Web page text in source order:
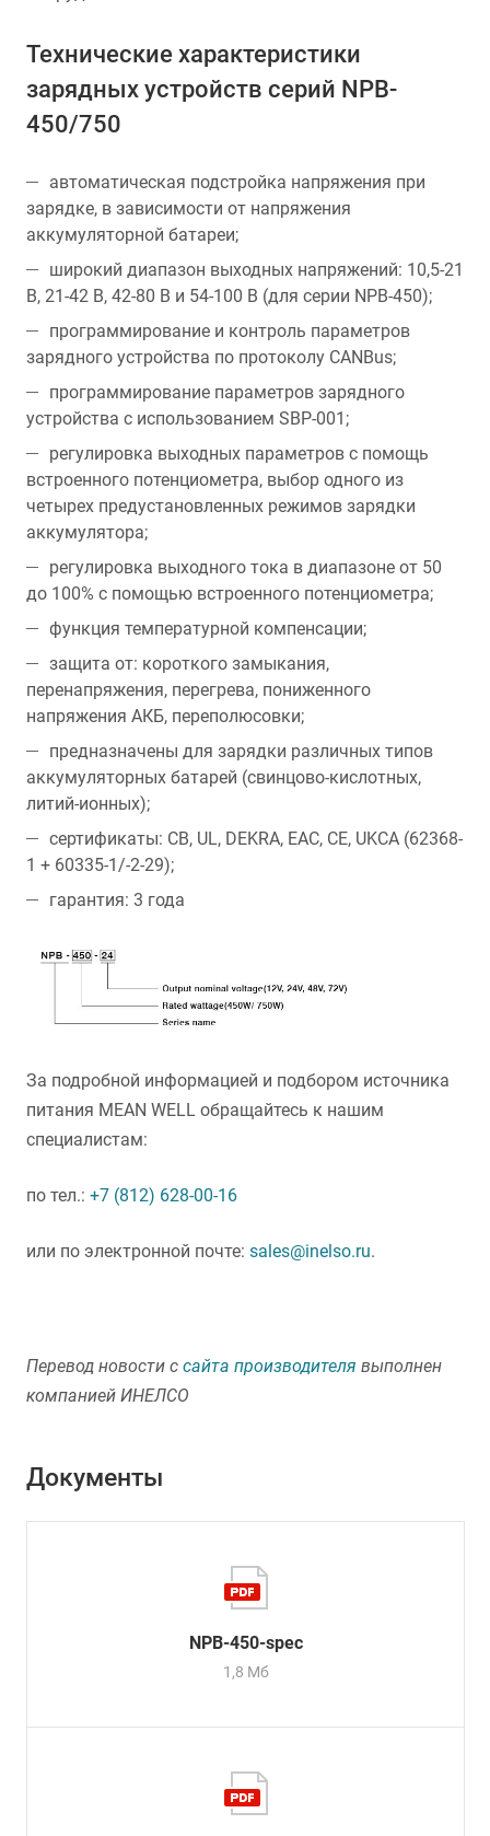
Технические характеристики
зарядных устройств серий NPB-
450/750
автоматическая подстройка напряжения при
зарядке, в зависимости от напряжения
аккумуляторной батареи;
широкий диапазон выходных напряжений: 10,5-21
В, 21-42 В, 42-80 В и 54-100 В (для серии NPB-450);
программирование и контроль параметров
зарядного устройства по протоколу CANBus;
программирование параметров зарядного
устройства с использованием SBP-001;
регулировка выходных параметров с помощь
встроенного потенциометра, выбор одного из
четырех предустановленных режимов зарядки
аккумулятора;
регулировка выходного тока в диапазоне от 50
до 100% с помощью встроенного потенциометра;
функция температурной компенсации;
защита от: короткого замыкания,
перенапряжения, перегрева, пониженного
напряжения АКБ, переполюсовки;
предназначены для зарядки различных типов
аккумуляторных батарей (свинцово-кислотных,
литий-ионных);
сертификаты: CB, UL, DEKRA, EAC, CE, UKCA (62368-
1 + 60335-1/-2-29);
гарантия: 3 года
За подробной информацией и подбором источника
питания MEAN WELL обращайтесь к нашим
специалистам:
по тел.: +7 (812) 628-00-16
или по электронной почте: sales@inelso.ru.
Перевод новости с сайта производителя выполнен
компанией ИНЕЛСО
Документы
NPB-450-spec
1,8 Мб